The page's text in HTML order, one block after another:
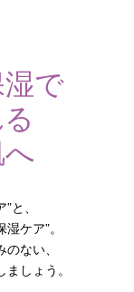
で
と、
ケア”。
ない、
しょう。